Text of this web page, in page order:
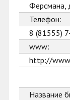
Ферсмана,
Телефон:
8 (81555)
www:
http://
Название